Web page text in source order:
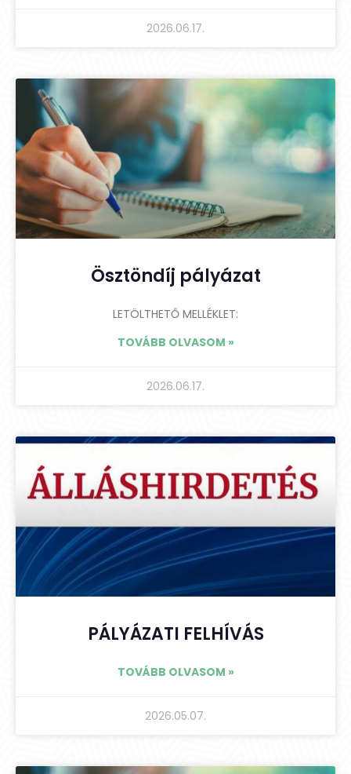
2026.06.17.
Ösztöndíj pályázat
LETÖLTHETŐ MELLÉKLET:
TOVÁBB OLVASOM »
2026.06.17.
PÁLYÁZATI FELHÍVÁS
TOVÁBB OLVASOM »
2026.05.07.